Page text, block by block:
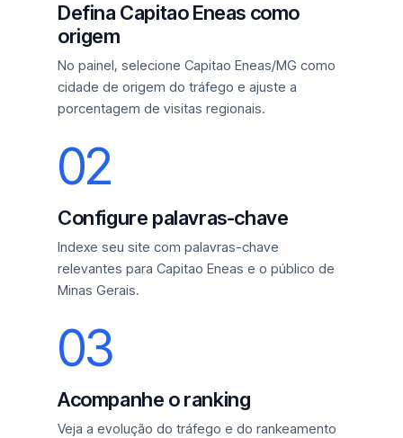
Defina Capitao Eneas como
origem
No painel, selecione Capitao Eneas/MG como
cidade de origem do tráfego e ajuste a
porcentagem de visitas regionais.
02
Configure palavras-chave
Indexe seu site com palavras-chave
relevantes para Capitao Eneas e o público de
Minas Gerais.
03
Acompanhe o ranking
Veja a evolução do tráfego e do rankeamento